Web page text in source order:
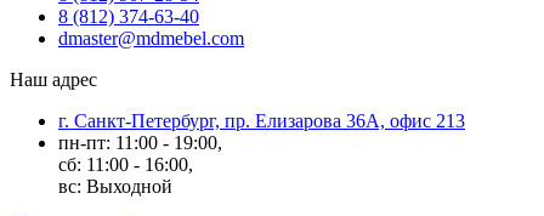
8 (812) 374-63-40
dmaster@mdmebel.com
Наш адрес
г. Санкт-Петербург, пр. Елизарова 36А, офис 213
пн-пт: 11:00 - 19:00,
сб: 11:00 - 16:00,
вс: Выходной